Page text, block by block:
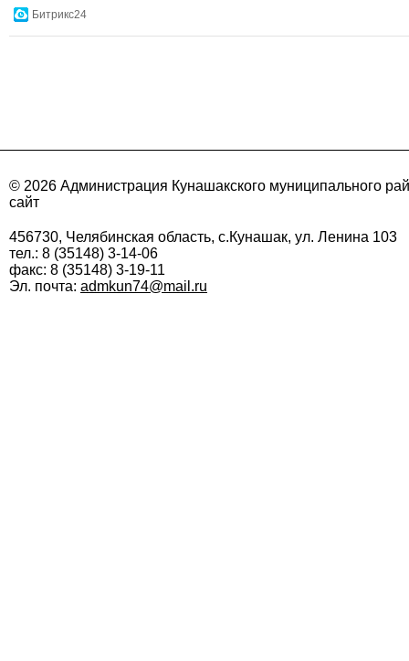
Битрикс24
© 2026 Администрация Кунашакского муниципального
сайт
456730, Челябинская область, с.Кунашак, ул. Ленина 103
тел.: 8 (35148) 3-14-06
факс: 8 (35148) 3-19-11
Эл. почта: admkun74@mail.ru